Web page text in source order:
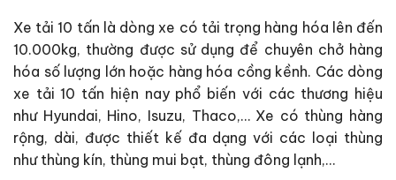
Xe tải 10 tấn là dòng xe có tải trọng hàng hóa lên đến
10.000kg, thường được sử dụng để chuyên chở hàng
hóa số lượng lớn hoặc hàng hóa cồng kềnh. Các dòng
xe tải 10 tấn hiện nay phổ biến với các thương hiệu
như Hyundai, Hino, Isuzu, Thaco,… Xe có thùng hàng
rộng, dài, được thiết kế đa dạng với các loại thùng
như thùng kín, thùng mui bạt, thùng đông lạnh,…